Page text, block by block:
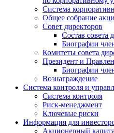
Система
Общее собрание
Совет директоров
Состав совета
Биографии
Комитеты совета
Президент и
Биографии
Вознаграждение
Система контроля и
Система контроля
Риск-менеджмент
Ключевые риски
Информация для
Акционерный